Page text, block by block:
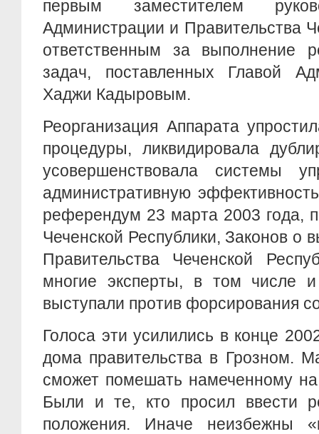
первым заместителем
Администрации и Правительства
ответственным за выполнение
задач, поставленных Главой
Хаджи Кадыровым.
Реорганизация Аппарата
процедуры, ликвидировала
усовершенствовала системы
административную
референдум 23 марта 2003 года,
Чеченской Республики, Законов о
Правительства Чеченской
многие эксперты, в том числе и
выступали против форсирования
Голоса эти усилились в конце
дома правительства в Грозном.
сможет помешать намеченному
Были и те, кто просил ввести
положения. Иначе неизбежны